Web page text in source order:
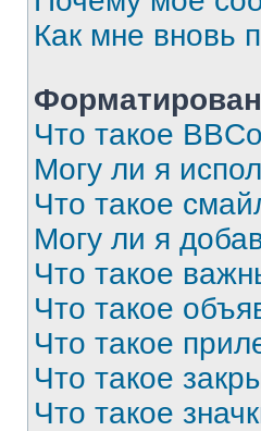
Как мне вновь
Что такое
Могу ли я
Что такое
Могу ли я
Что такое
Что такое
Что такое
Что такое
Что такое